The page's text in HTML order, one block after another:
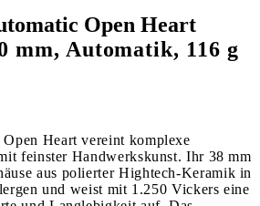
Open Heart
mm, Automatik, 116 g
Heart vereint komplexe
feinster Handwerkskunst. Ihr 38 mm
aus polierter Hightech-Keramik in
und weist mit 1.250 Vickers eine